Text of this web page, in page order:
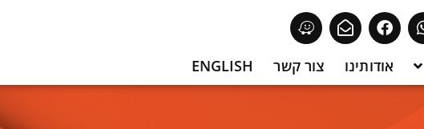
אודותינו צור קשר ENGLISH